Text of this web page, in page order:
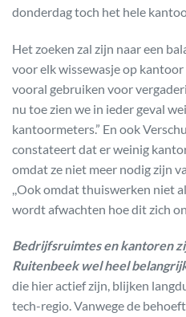
donderdag toch het hele
Het zoeken zal zijn naar een
voor elk wissewasje op
vooral gebruiken voor
nu toe zien we in ieder geval
kantoormeters.” En ook
constateert dat er weinig
omdat ze niet meer nodig zijn
,,Ook omdat thuiswerken niet
wordt afwachten hoe dit zich
Bedrijfsruimtes en kantoren
Ruitenbeek wel heel
die hier actief zijn, blijken
tech-regio. Vanwege de